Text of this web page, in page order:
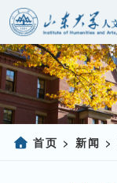
首页 > 新闻 >
首页
研究院概况